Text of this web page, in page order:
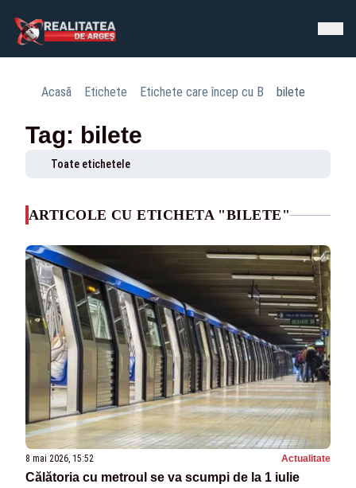
Acasă Etichete Etichete care încep cu B bilete
Tag: bilete
Toate etichetele
ARTICOLE CU ETICHETA "BILETE"
8 mai 2026, 15:52 Actualitate
Călătoria cu metroul se va scumpi de la 1 iulie